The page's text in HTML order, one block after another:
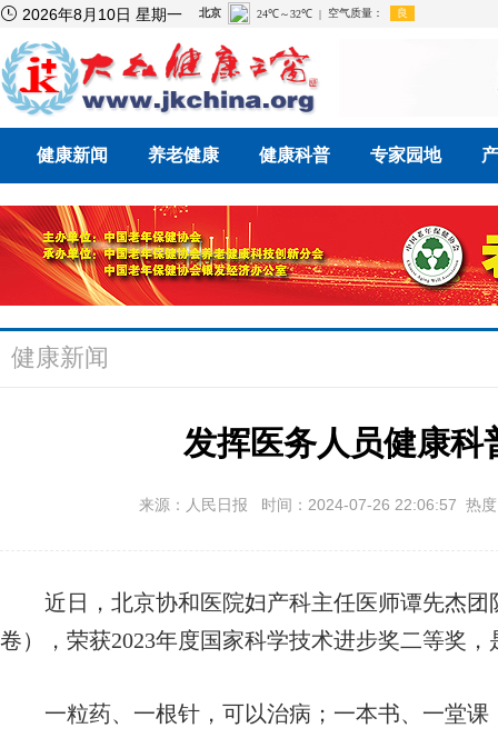
 2026年8月10日 星期一
健康新闻 养老健康 健康科普 专家园地
健康新闻
发挥医务人员健康科
来源：人民日报 时间：2024-07-26 22:06:57 热
近日，北京协和医院妇产科主任医师谭先杰团
卷），荣获2023年度国家科学技术进步奖二等奖
一粒药、一根针，可以治病；一本书、一堂课